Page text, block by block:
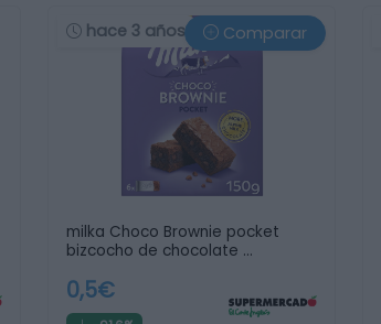
hace 3 años Comparar
milka Choco Brownie pocket
bizcocho de chocolate …
0,5€